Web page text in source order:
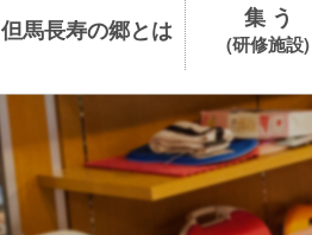
但馬長寿の郷とは 集 う
(研修施設)